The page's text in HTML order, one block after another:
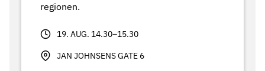
regionen.
19. AUG. 14.30–15.30
JAN JOHNSENS GATE 6